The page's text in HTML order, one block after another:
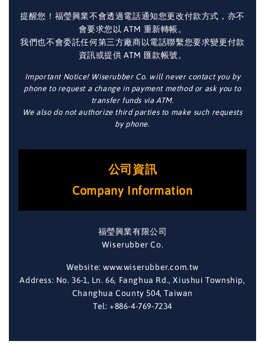
提醒您！福瑩興業不會透過電話通知您更改付款方式，亦不
會要求您以 ATM 重新轉帳。
我們也不會委託任何第三方廠商以電話聯繫您要求變更付款
資訊或提供 ATM 匯款帳號。
Important Notice! Wiserubber Co. will never contact you by
phone to request a change in payment method or ask you to
transfer funds via ATM.
We also do not authorize third parties to make such requests
by phone.
公司資訊
Company Information
福瑩興業有限公司
Wiserubber Co.
Website: www.wiserubber.com.tw
Address: No. 36-1, Ln. 66, Fanghua Rd., Xiushui Township,
Changhua County 504, Taiwan
Tel: +886-4-769-7234